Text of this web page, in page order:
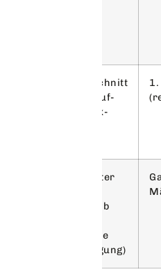
Radikalschnitt
(Fällen, Auf-
den-Stock-
Unerlaubter
(außerhalb
Frist/ohne
Genehmigung)